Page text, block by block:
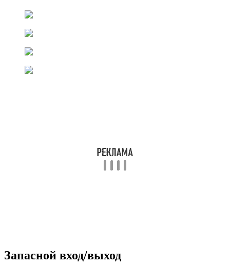
Запасной вход/выход